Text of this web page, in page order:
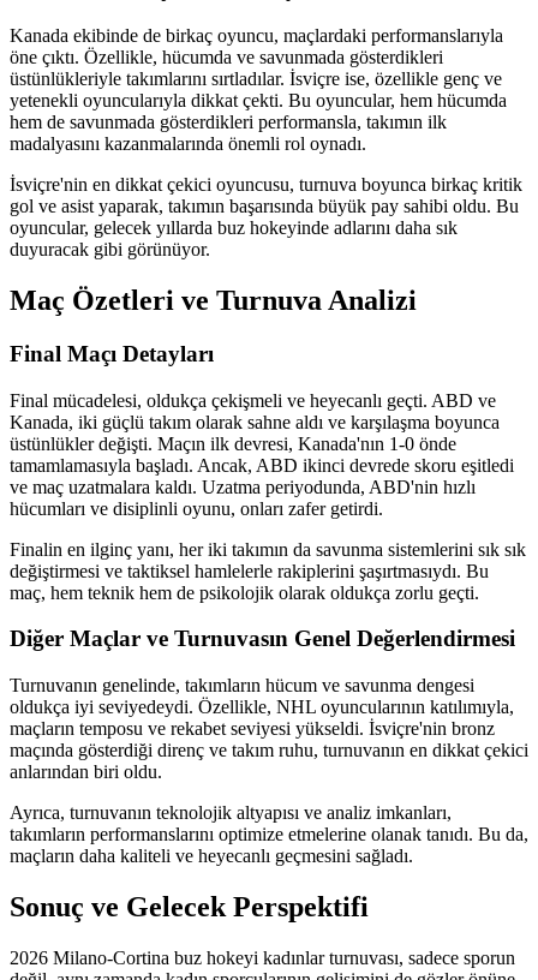
Kanada ekibinde de birkaç oyuncu, maçlardaki performanslarıyla
öne çıktı. Özellikle, hücumda ve savunmada gösterdikleri
üstünlükleriyle takımlarını sırtladılar. İsviçre ise, özellikle genç ve
yetenekli oyuncularıyla dikkat çekti. Bu oyuncular, hem hücumda
hem de savunmada gösterdikleri performansla, takımın ilk
madalyasını kazanmalarında önemli rol oynadı.
İsviçre'nin en dikkat çekici oyuncusu, turnuva boyunca birkaç kritik
gol ve asist yaparak, takımın başarısında büyük pay sahibi oldu. Bu
oyuncular, gelecek yıllarda buz hokeyinde adlarını daha sık
duyuracak gibi görünüyor.
Maç Özetleri ve Turnuva Analizi
Final Maçı Detayları
Final mücadelesi, oldukça çekişmeli ve heyecanlı geçti. ABD ve
Kanada, iki güçlü takım olarak sahne aldı ve karşılaşma boyunca
üstünlükler değişti. Maçın ilk devresi, Kanada'nın 1-0 önde
tamamlamasıyla başladı. Ancak, ABD ikinci devrede skoru eşitledi
ve maç uzatmalara kaldı. Uzatma periyodunda, ABD'nin hızlı
hücumları ve disiplinli oyunu, onları zafer getirdi.
Finalin en ilginç yanı, her iki takımın da savunma sistemlerini sık sık
değiştirmesi ve taktiksel hamlelerle rakiplerini şaşırtmasıydı. Bu
maç, hem teknik hem de psikolojik olarak oldukça zorlu geçti.
Diğer Maçlar ve Turnuvasın Genel Değerlendirmesi
Turnuvanın genelinde, takımların hücum ve savunma dengesi
oldukça iyi seviyedeydi. Özellikle, NHL oyuncularının katılımıyla,
maçların temposu ve rekabet seviyesi yükseldi. İsviçre'nin bronz
maçında gösterdiği direnç ve takım ruhu, turnuvanın en dikkat çekici
anlarından biri oldu.
Ayrıca, turnuvanın teknolojik altyapısı ve analiz imkanları,
takımların performanslarını optimize etmelerine olanak tanıdı. Bu da,
maçların daha kaliteli ve heyecanlı geçmesini sağladı.
Sonuç ve Gelecek Perspektifi
2026 Milano-Cortina buz hokeyi kadınlar turnuvası, sadece sporun